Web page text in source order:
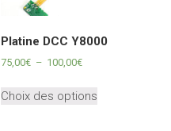
Platine DCC Y8000
75,00€ – 100,00€Plage
prix :
Choix des optionsproduit